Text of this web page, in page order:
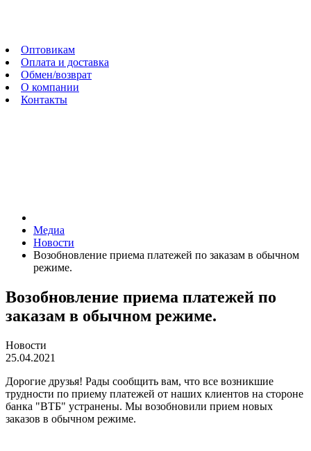
Оптовикам
Оплата и доставка
Обмен/возврат
О компании
Контакты
Медиа
Новости
Возобновление приема платежей по заказам в обычном
режиме.
Возобновление приема платежей по
заказам в обычном режиме.
Новости
25.04.2021
Дорогие друзья! Рады сообщить вам, что все возникшие
трудности по приему платежей от наших клиентов на стороне
банка "ВТБ" устранены. Мы возобновили прием новых
заказов в обычном режиме.